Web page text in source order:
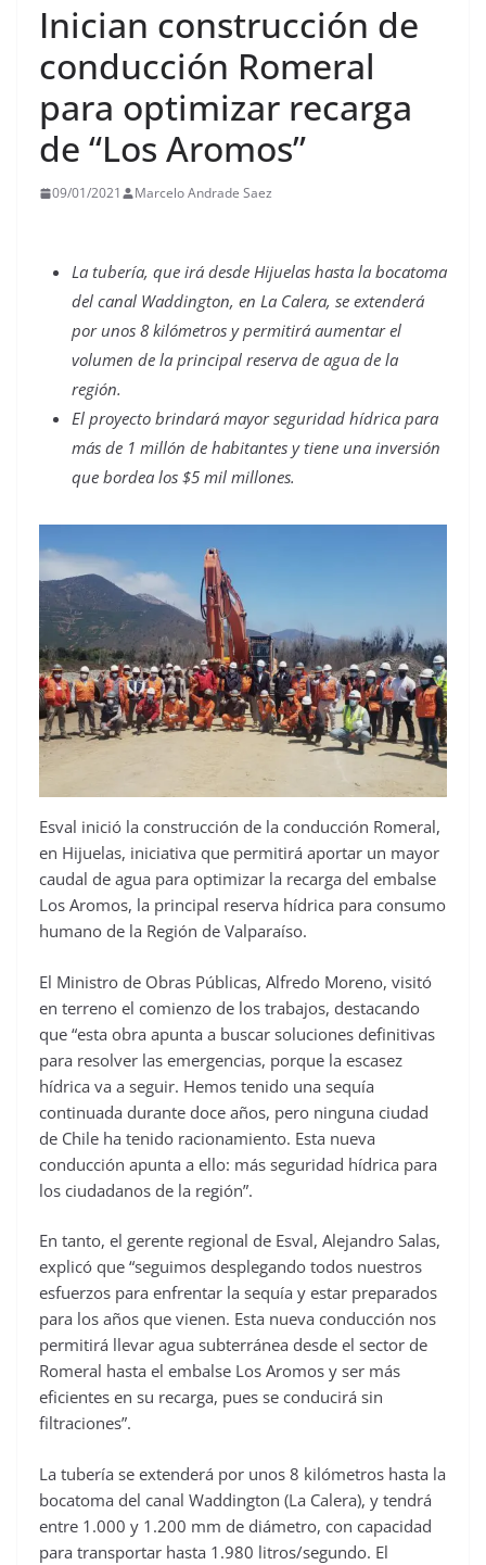
Inician construcción de
conducción Romeral
para optimizar recarga
de “Los Aromos”
09/01/2021 Marcelo Andrade Saez
La tubería, que irá desde Hijuelas hasta la bocatoma
del canal Waddington, en La Calera, se extenderá
por unos 8 kilómetros y permitirá aumentar el
volumen de la principal reserva de agua de la
región.
El proyecto brindará mayor seguridad hídrica para
más de 1 millón de habitantes y tiene una inversión
que bordea los $5 mil millones.
Esval inició la construcción de la conducción Romeral,
en Hijuelas, iniciativa que permitirá aportar un mayor
caudal de agua para optimizar la recarga del embalse
Los Aromos, la principal reserva hídrica para consumo
humano de la Región de Valparaíso.
El Ministro de Obras Públicas, Alfredo Moreno, visitó
en terreno el comienzo de los trabajos, destacando
que “esta obra apunta a buscar soluciones definitivas
para resolver las emergencias, porque la escasez
hídrica va a seguir. Hemos tenido una sequía
continuada durante doce años, pero ninguna ciudad
de Chile ha tenido racionamiento. Esta nueva
conducción apunta a ello: más seguridad hídrica para
los ciudadanos de la región”.
En tanto, el gerente regional de Esval, Alejandro Salas,
explicó que “seguimos desplegando todos nuestros
esfuerzos para enfrentar la sequía y estar preparados
para los años que vienen. Esta nueva conducción nos
permitirá llevar agua subterránea desde el sector de
Romeral hasta el embalse Los Aromos y ser más
eficientes en su recarga, pues se conducirá sin
filtraciones”.
La tubería se extenderá por unos 8 kilómetros hasta la
bocatoma del canal Waddington (La Calera), y tendrá
entre 1.000 y 1.200 mm de diámetro, con capacidad
para transportar hasta 1.980 litros/segundo. El